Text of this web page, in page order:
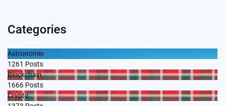
Categories
Astronomie
1261 Posts
Blockchain
1666 Posts
Crypto